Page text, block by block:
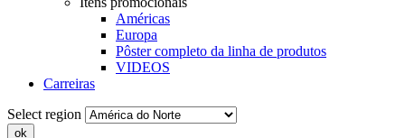
Américas
Europa
Pôster completo da linha de produtos
VIDEOS
Carreiras
Select region